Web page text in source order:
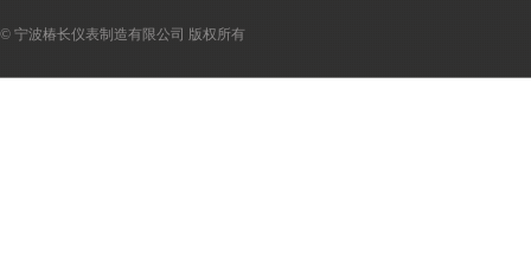
© 宁波椿长仪表制造有限公司 版权所有